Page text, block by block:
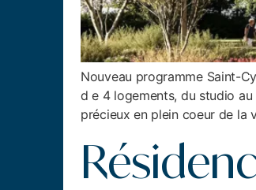
Nouveau programme Saint-
d e 4 logements, du studio
précieux en plein coeur de la